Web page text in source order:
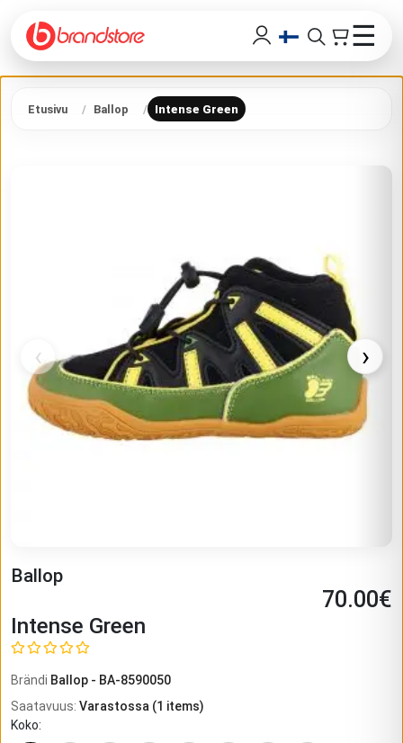
☰
Etusivu Ballop Intense Green
‹ ›
Ballop
70.00€
Intense Green
Brändi Ballop - BA-8590050
Saatavuus: Varastossa (1 items)
Koko: